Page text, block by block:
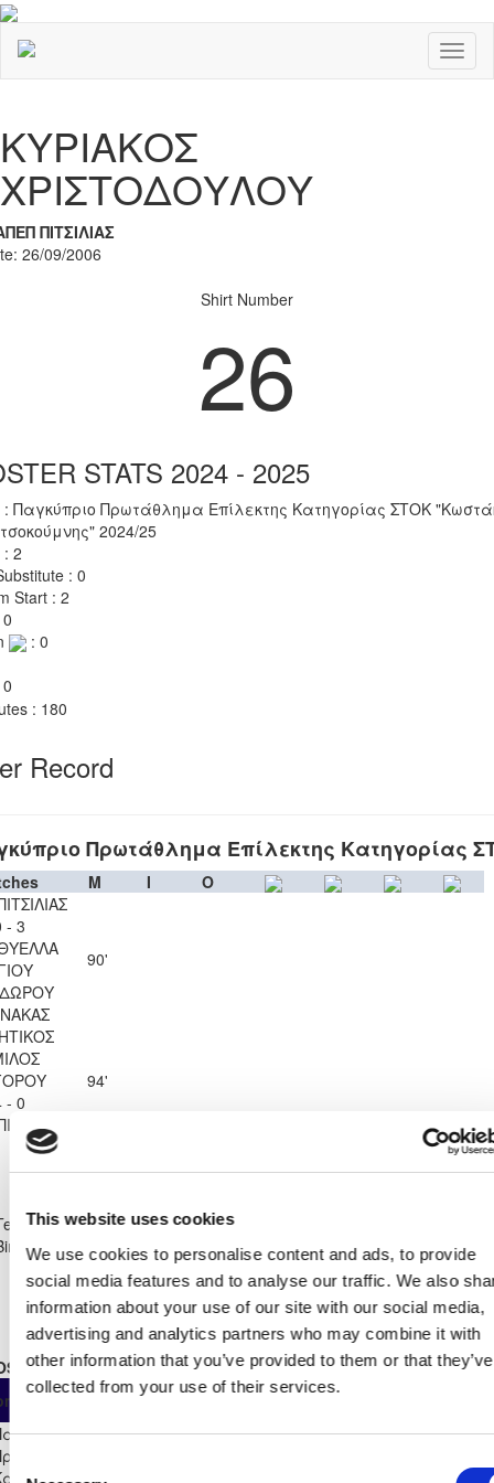
This website uses cookies
We use cookies to personalise content and ads, to provide
social media features and to analyse our traffic. We also
information about your use of our site with our social media,
advertising and analytics partners who may combine it with
other information that you’ve provided to them or that they’ve
collected from your use of their services.
Consent
ΚΥΡΙΑΚΟΣ
ΧΡΙΣΤΟΔΟΥΛΟΥ
ΠΙΤΣΙΛΙΑΣ
26/09/2006
Shirt Number
26
STATS 2024 - 2025
: Παγκύπριο Πρωτάθλημα Επίλεκτης Κατηγορίας ΣΤΟΚ
2024/25
: 2
: 0
Start : 2
: 0
: 180
Record
Πρωτάθλημα Επίλεκτης Κατηγορίας
M I
O
- 3
90'
- 0
94'
ΑΠΕΠ ΠΙΤΣΙΛΙΑΣ
26/09/2006
Shirt Number
26
STATS 2024 - 2025
App As
From
Επίλεκτης
ΣΤΟΚ
180